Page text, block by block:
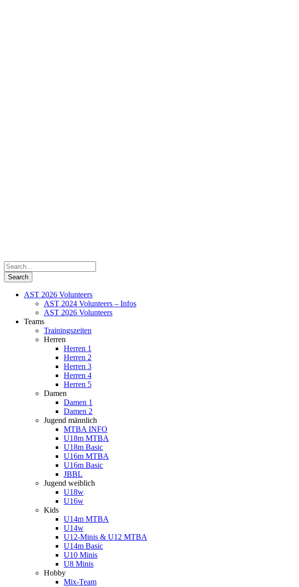
AST 2026 Volunteers
AST 2024 Volunteers – Infos
AST 2026 Volunteers
Teams
Trainingszeiten
Herren
Herren 1
Herren 2
Herren 3
Herren 4
Herren 5
Damen
Damen 1
Damen 2
Jugend männlich
MTBA INFO
U18m MTBA
U18m Basic
U16m MTBA
U16m Basic
JBBL
Jugend weiblich
U18w
U16w
Kids
U14m MTBA
U14w
U12-Minis & U12 MTBA
U14m Basic
U10 Minis
U8 Minis
Hobby
Mix-Team